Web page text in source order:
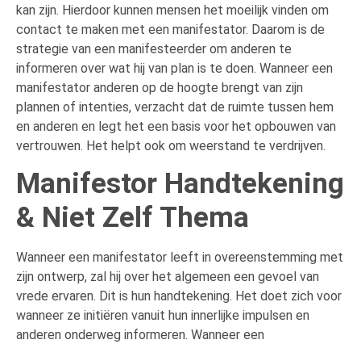
kan zijn. Hierdoor kunnen mensen het moeilijk vinden om
contact te maken met een manifestator. Daarom is de
strategie van een manifesteerder om anderen te
informeren over wat hij van plan is te doen. Wanneer een
manifestator anderen op de hoogte brengt van zijn
plannen of intenties, verzacht dat de ruimte tussen hem
en anderen en legt het een basis voor het opbouwen van
vertrouwen. Het helpt ook om weerstand te verdrijven.
Manifestor Handtekening
& Niet Zelf Thema
Wanneer een manifestator leeft in overeenstemming met
zijn ontwerp, zal hij over het algemeen een gevoel van
vrede ervaren. Dit is hun handtekening. Het doet zich voor
wanneer ze initiëren vanuit hun innerlijke impulsen en
anderen onderweg informeren. Wanneer een